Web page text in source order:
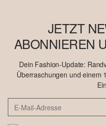
JETZT
ABONNIEREN
Dein Fashion-Update:
Überraschungen und einem